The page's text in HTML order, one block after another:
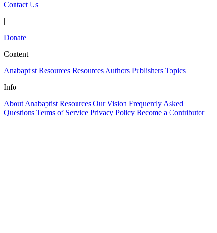
Contact Us
|
Donate
Content
Anabaptist Resources Resources Authors Publishers Topics
Info
About Anabaptist Resources Our Vision Frequently Asked
Questions Terms of Service Privacy Policy Become a Contributor